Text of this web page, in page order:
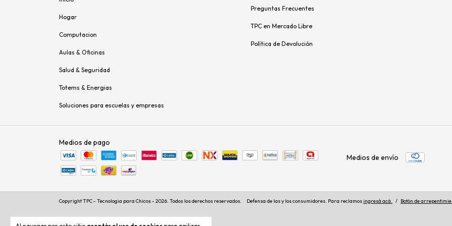
Hogar
Computacion
Aulas & Oficinas
Salud & Seguridad
Totems & Energias
Soluciones para escuelas y empresas
Preguntas Frecuentes
TPC en Mercado Libre
Política de Devolución
Medios de pago
Medios de envío
Copyright TPC - Tecnologia para Chicos - 2026. Todos los derechos reservados. Defensa de las y los consumidores. Para reclamosingresá acá. / Botón de